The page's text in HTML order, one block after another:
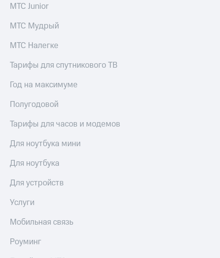
МТС Junior
МТС Мудрый
МТС Налегке
Тарифы для спутникового ТВ
Год на максимуме
Полугодовой
Тарифы для часов и модемов
Для ноутбука мини
Для ноутбука
Для устройств
Услуги
Мобильная связь
Роуминг